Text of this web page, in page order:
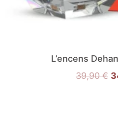
L’encens
39,90€